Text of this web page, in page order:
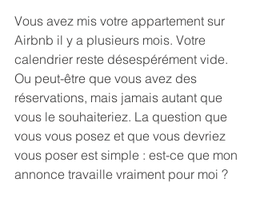
Vous avez mis votre appartement sur
Airbnb il y a plusieurs mois. Votre
calendrier reste désespérément vide.
Ou peut-être que vous avez des
réservations, mais jamais autant que
vous le souhaiteriez. La question que
vous vous posez et que vous devriez
vous poser est simple : est-ce que mon
annonce travaille vraiment pour moi ?